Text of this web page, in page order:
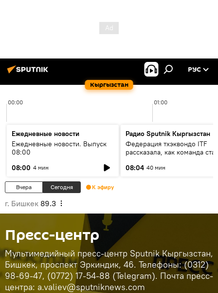
Кыргызстан
РУС
00:00 01:00
Ежедневные новости
Ежедневные новости. Выпуск
08:00
08:00 4 мин
Радио Sputnik Кыргызстан
Федерация тхэквондо ITF
рассказала, как команда
08:04 40 мин
Вчера Сегодня К эфиру
г. Бишкек 89.3
Пресс-центр
Мультимедийный пресс-центр Sputnik Кыргызстан,
Бишкек, проспект Эркиндик, 46. Телефоны: (0312)
98-69-47, (0772) 17-54-88 (Telegram). Почта пресс-
центра: a.valiev@sputniknews.com